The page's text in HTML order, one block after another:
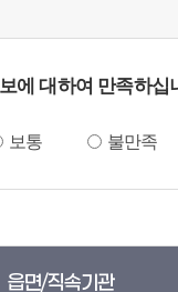
에 대하여 만족하십
보통 불만족
읍면/직속기관